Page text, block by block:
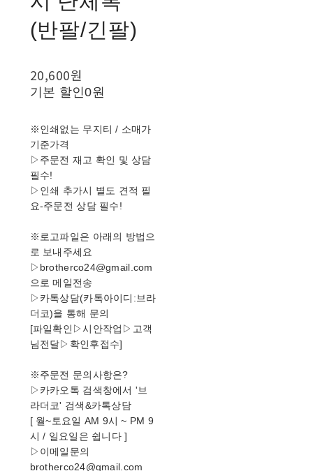
(반팔/긴팔)
20,600원
기본 할인0원
※인쇄없는 무지티 / 소매가
기준가격
▷주문전 재고 확인 및 상담
필수!
▷인쇄 추가시 별도 견적 필
요-주문전 상담 필수!
※로고파일은 아래의 방법으
로 보내주세요
▷brotherco24@gmail.com
으로 메일전송
▷카톡상담(카톡아이디:브라
더코)을 통해 문의
[파일확인▷시안작업▷고객
님전달▷확인후접수]
※주문전 문의사항은?
▷카카오톡 검색창에서 '브
라더코' 검색&카톡상담
[ 월~토요일 AM 9시 ~ PM 9
시 / 일요일은 쉽니다 ]
▷이메일문의
brotherco24@gmail.com